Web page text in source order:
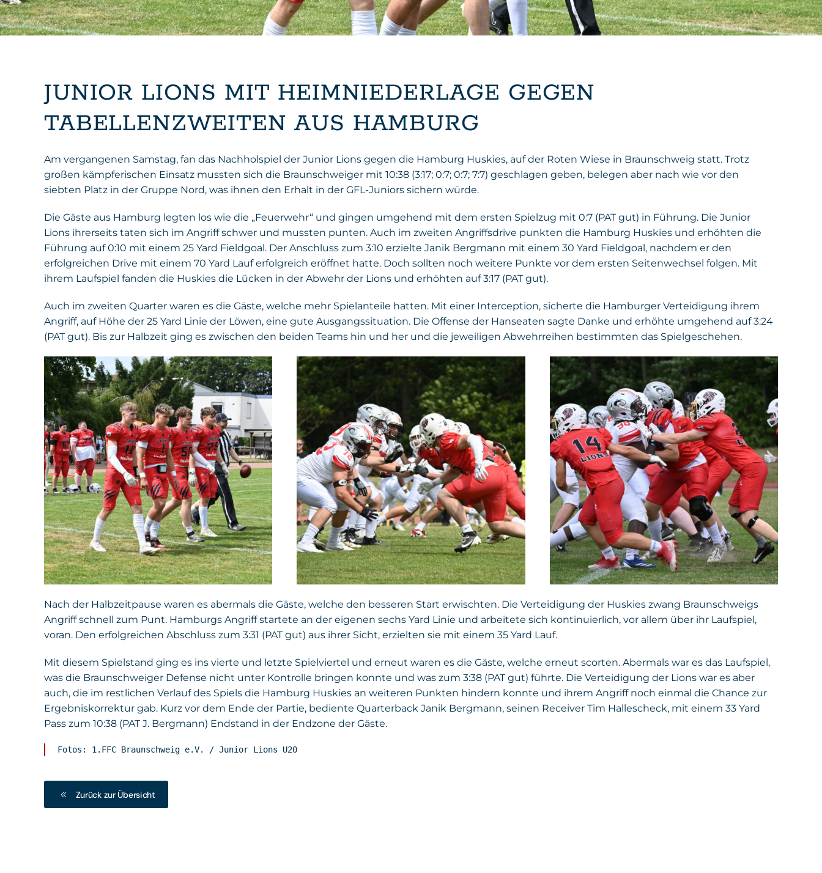
JUNIOR LIONS MIT HEIMNIEDERLAGE GEGEN
TABELLENZWEITEN AUS HAMBURG
Am vergangenen Samstag, fan das Nachholspiel der Junior Lions gegen die Hamburg Huskies, auf der Roten Wiese in Braunschweig statt. Trotz
großen kämpferischen Einsatz mussten sich die Braunschweiger mit 10:38 (3:17; 0:7; 0:7; 7:7) geschlagen geben, belegen aber nach wie vor den
siebten Platz in der Gruppe Nord, was ihnen den Erhalt in der GFL-Juniors sichern würde.
Die Gäste aus Hamburg legten los wie die „Feuerwehr“ und gingen umgehend mit dem ersten Spielzug mit 0:7 (PAT gut) in Führung. Die Junior
Lions ihrerseits taten sich im Angriff schwer und mussten punten. Auch im zweiten Angriffsdrive punkten die Hamburg Huskies und erhöhten die
Führung auf 0:10 mit einem 25 Yard Fieldgoal. Der Anschluss zum 3:10 erzielte Janik Bergmann mit einem 30 Yard Fieldgoal, nachdem er den
erfolgreichen Drive mit einem 70 Yard Lauf erfolgreich eröffnet hatte. Doch sollten noch weitere Punkte vor dem ersten Seitenwechsel folgen. Mit
ihrem Laufspiel fanden die Huskies die Lücken in der Abwehr der Lions und erhöhten auf 3:17 (PAT gut).
Auch im zweiten Quarter waren es die Gäste, welche mehr Spielanteile hatten. Mit einer Interception, sicherte die Hamburger Verteidigung ihrem
Angriff, auf Höhe der 25 Yard Linie der Löwen, eine gute Ausgangssituation. Die Offense der Hanseaten sagte Danke und erhöhte umgehend auf 3:24
(PAT gut). Bis zur Halbzeit ging es zwischen den beiden Teams hin und her und die jeweiligen Abwehrreihen bestimmten das Spielgeschehen.
Nach der Halbzeitpause waren es abermals die Gäste, welche den besseren Start erwischten. Die Verteidigung der Huskies zwang Braunschweigs
Angriff schnell zum Punt. Hamburgs Angriff startete an der eigenen sechs Yard Linie und arbeitete sich kontinuierlich, vor allem über ihr Laufspiel,
voran. Den erfolgreichen Abschluss zum 3:31 (PAT gut) aus ihrer Sicht, erzielten sie mit einem 35 Yard Lauf.
Mit diesem Spielstand ging es ins vierte und letzte Spielviertel und erneut waren es die Gäste, welche erneut scorten. Abermals war es das Laufspiel,
was die Braunschweiger Defense nicht unter Kontrolle bringen konnte und was zum 3:38 (PAT gut) führte. Die Verteidigung der Lions war es aber
auch, die im restlichen Verlauf des Spiels die Hamburg Huskies an weiteren Punkten hindern konnte und ihrem Angriff noch einmal die Chance zur
Ergebniskorrektur gab. Kurz vor dem Ende der Partie, bediente Quarterback Janik Bergmann, seinen Receiver Tim Hallescheck, mit einem 33 Yard
Pass zum 10:38 (PAT J. Bergmann) Endstand in der Endzone der Gäste.
Fotos: 1.FFC Braunschweig e.V. / Junior Lions U20
Zurück zur Übersicht